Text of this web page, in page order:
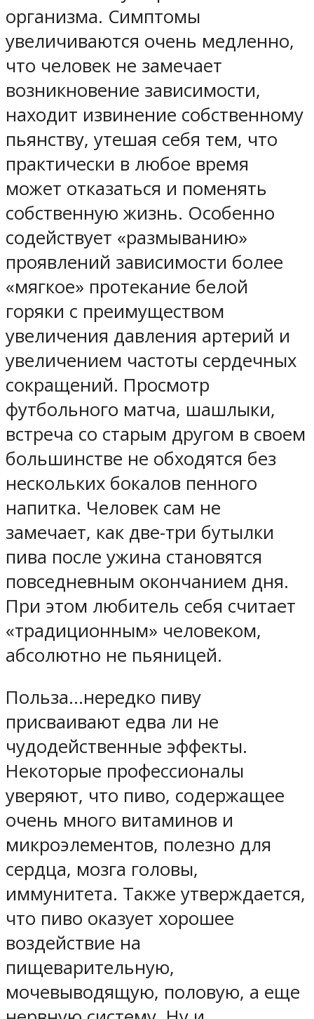
организма. Симптомы
увеличиваются очень медленно,
что человек не замечает
возникновение зависимости,
находит извинение собственному
пьянству, утешая себя тем, что
практически в любое время
может отказаться и поменять
собственную жизнь. Особенно
содействует «размыванию»
проявлений зависимости более
«мягкое» протекание белой
горяки с преимуществом
увеличения давления артерий и
увеличением частоты сердечных
сокращений. Просмотр
футбольного матча, шашлыки,
встреча со старым другом в своем
большинстве не обходятся без
нескольких бокалов пенного
напитка. Человек сам не
замечает, как две-три бутылки
пива после ужина становятся
повседневным окончанием дня.
При этом любитель себя считает
«традиционным» человеком,
абсолютно не пьяницей.
Польза…нередко пиву
присваивают едва ли не
чудодейственные эффекты.
Некоторые профессионалы
уверяют, что пиво, содержащее
очень много витаминов и
микроэлементов, полезно для
сердца, мозга головы,
иммунитета. Также утверждается,
что пиво оказует хорошее
воздействие на
пищеварительную,
мочевыводящую, половую, а еще